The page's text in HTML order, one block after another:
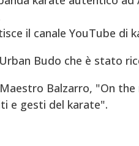
il canale YouTube di
Budo che è stato
Balzarro, "On
e gesti del karate".